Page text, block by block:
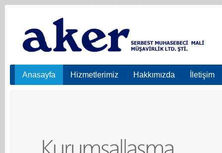
Anasayfa Hizmetlerimiz Hakkımızda İletişim